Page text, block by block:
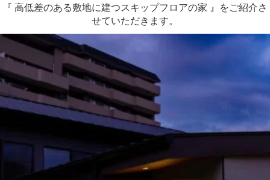
『 高低差のある敷地に建つスキップフロアの家 』をご紹介さ
せていただきます。